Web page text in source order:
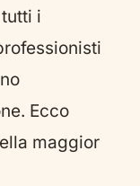
i
Ecco
maggior